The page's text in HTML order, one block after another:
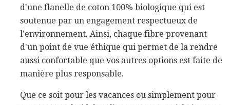
d'une flanelle de coton 100% biologique qui est
soutenue par un engagement respectueux de
l'environnement. Ainsi, chaque fibre provenant
d'un point de vue éthique qui permet de la rendre
aussi confortable que vos autres options est faite de
manière plus responsable.
Que ce soit pour les vacances ou simplement pour